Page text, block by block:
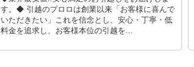
す。◆ 引越のプロロは創業以来「お客様に喜んで
いただきたい」これを信念とし、安心・丁寧・低
料金を追求し、お客様本位の引越を...